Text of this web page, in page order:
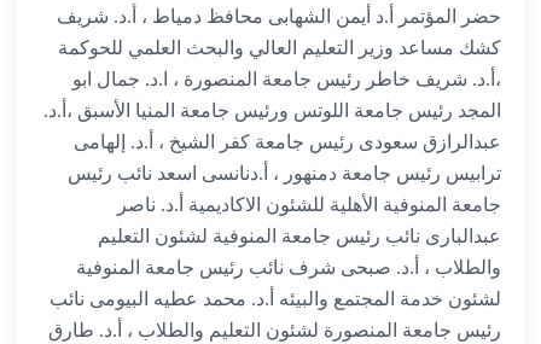
حضر المؤتمر أ.د أيمن الشهابى محافظ دمياط ، أ.د. شريف
كشك مساعد وزير التعليم العالي والبحث العلمي للحوكمة
،أ.د. شريف خاطر رئيس جامعة المنصورة ، ا.د. جمال ابو
المجد رئيس جامعة اللوتس ورئيس جامعة المنيا الأسبق ،أ.د.
عبدالرازق سعودى رئيس جامعة كفر الشيخ ، أ.د. إلهامى
ترابيس رئيس جامعة دمنهور ، أ.دنانسى اسعد نائب رئيس
جامعة المنوفية الأهلية للشئون الاكاديمية أ.د. ناصر
عبدالبارى نائب رئيس جامعة المنوفية لشئون التعليم
والطلاب ، أ.د. صبحى شرف نائب رئيس جامعة المنوفية
لشئون خدمة المجتمع والبيئه أ.د. محمد عطيه البيومى نائب
رئيس جامعة المنصورة لشئون التعليم والطلاب ، أ.د. طارق